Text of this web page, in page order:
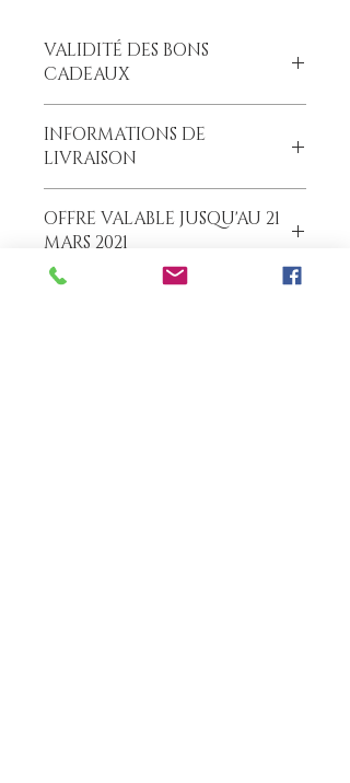
VALIDITÉ DES BONS
CADEAUX
actuellement valables 24 mois
, au
lieu des 12 mois habituels.
CELLULE DE SERVICE CLIENTÈLE.
+39 370 159 2078
INFORMATIONS DE
LIVRAISON
sont envoyés par e-mail ou,
conformément à la
réglementation anti-Covid19 en
vigueur, peuvent être retirés
OFFRE VALABLE JUSQU'AU 21
MARS 2021